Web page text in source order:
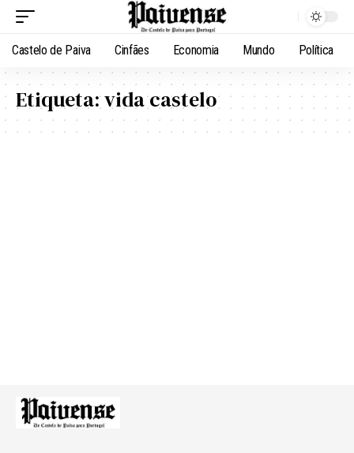
Castelo de Paiva Cinfães Economia Mundo Política
Etiqueta:vida castelo